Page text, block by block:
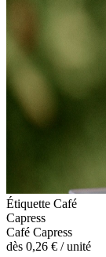
Étiquette Café
Capress
Café Capress
dès 0,26 € / unité